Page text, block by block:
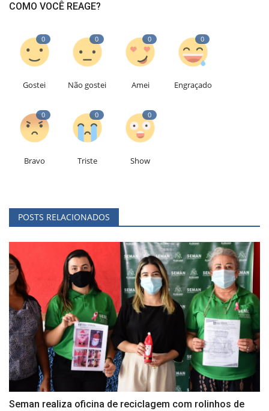
COMO VOCÊ REAGE?
0
Gostei
0
Não gostei
0
Amei
0
Engraçado
0
Bravo
0
Triste
0
Show
POSTS RELACIONADOS
Seman realiza oficina de reciclagem com rolinhos de